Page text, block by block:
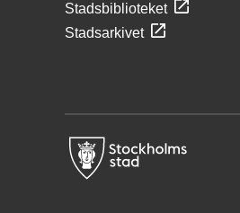
Stadsbiblioteket
Stadsarkivet